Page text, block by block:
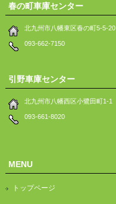
春の町車庫センター
北九州市八幡東区春の町5-5-20
093-662-7150
引野車庫センター
北九州市八幡西区小鷺田町1-1
093-661-8020
MENU
トップページ